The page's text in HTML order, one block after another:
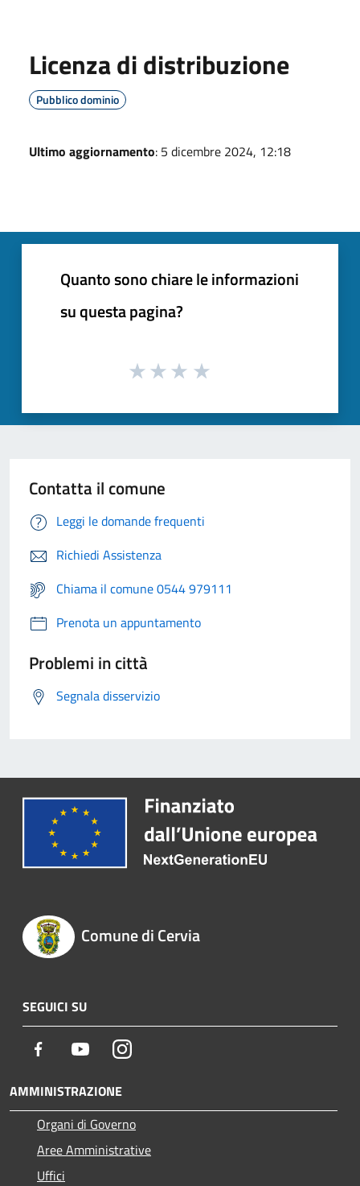
Licenza di distribuzione
Pubblico dominio
Ultimo aggiornamento: 5 dicembre 2024, 12:18
Quanto sono chiare le informazioni
su questa pagina?
Contatta il comune
Leggi le domande frequenti
Richiedi Assistenza
Chiama il comune 0544 979111
Prenota un appuntamento
Problemi in città
Segnala disservizio
Comune di Cervia
SEGUICI SU
Facebook YoutubeInstagram
AMMINISTRAZIONE
Organi di Governo
Aree Amministrative
Uffici